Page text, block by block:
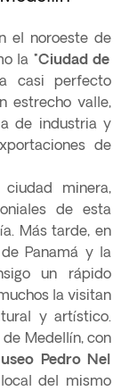
el noroeste de
la "Ciudad de
casi perfecto
estrecho valle,
de industria y
de
minera,
de esta
Más tarde, en
Panamá y la
un rápido
la visitan
y artístico.
de Medellín, con
Pedro Nel
del mismo